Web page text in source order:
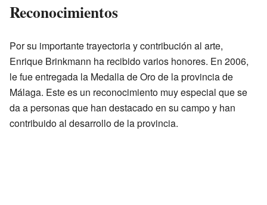
Reconocimientos
Por su importante trayectoria y contribución al arte,
Enrique Brinkmann ha recibido varios honores. En 2006,
le fue entregada la Medalla de Oro de la provincia de
Málaga. Este es un reconocimiento muy especial que se
da a personas que han destacado en su campo y han
contribuido al desarrollo de la provincia.